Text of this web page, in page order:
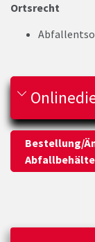
Ortsrecht
Bestellung/